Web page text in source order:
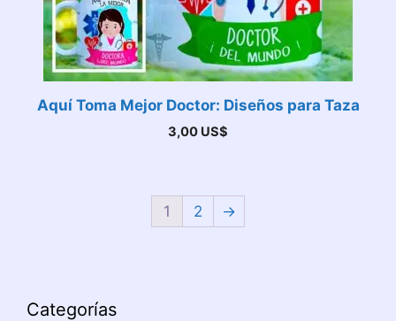
Aquí Toma Mejor Doctor: Diseños para Taza
3,00 US$
1 2 →
Categorías